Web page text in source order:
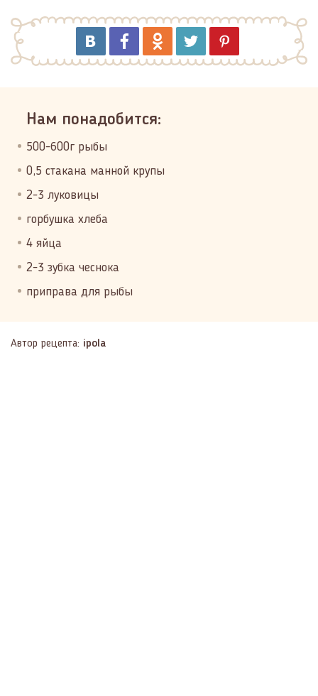
Нам понадобится:
500-600г рыбы
0,5 стакана манной крупы
2-3 луковицы
горбушка хлеба
4 яйца
2-3 зубка чеснока
приправа для рыбы
Автор рецепта: ipola